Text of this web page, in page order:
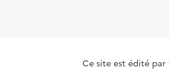
Ce site est édité par